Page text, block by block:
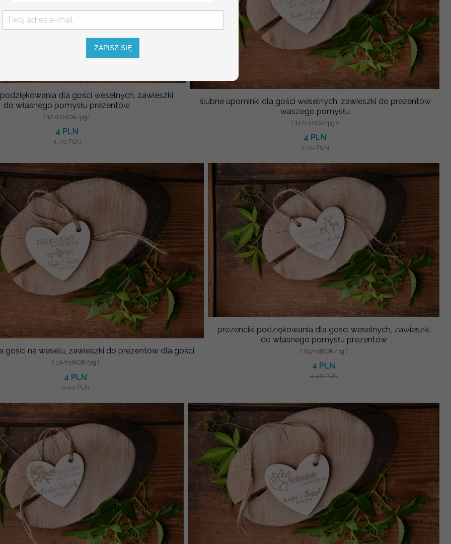
dla gości weselnych, zawieszki
do własnego pomysłu prezentów
( 12/rstKOR/pg )
4 PLN
4.40 PLN
ślubne upominki dla gości weselnych, zawieszki do prezentów
waszego pomysłu
( 11/rstKOR/pg )
4 PLN
4.40 PLN
gości na weselu, zawieszki do prezentów dla gości
( 10/rstKOR/pg )
4 PLN
4.40 PLN
prezenciki podziękowania dla gości weselnych, zawieszki
do własnego pomysłu prezentów
( 09/rstKOR/pg )
4 PLN
4.40 PLN
ZAPISZ SIĘ